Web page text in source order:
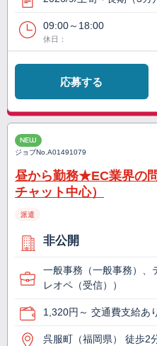
09:00～18:00
休日：
応募する
NEW
ジョブNo.A01491079
昼から勤務★EC業界の
チャット中心）
派遣
非公開
一般事務（一般事務）、
レオペ（受信））
1,320円～ 交通費支給あ
呉服町（福岡県） 徒歩2